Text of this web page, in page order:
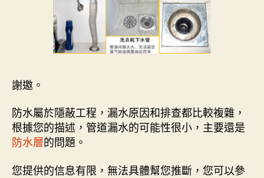
謝邀。
防水屬於隱蔽工程，漏水原因和排查都比較複雜，
根據您的描述，管道漏水的可能性很小，主要還是
防水層的問題。
您提供的信息有限，無法具體幫您推斷，您可以參